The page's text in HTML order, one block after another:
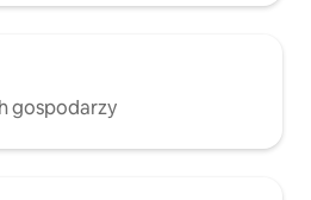
gospodarzy